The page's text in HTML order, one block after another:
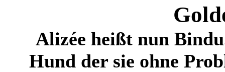
Alizée heißt nun
Hund der sie ohne